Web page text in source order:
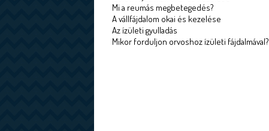
Mi a reumás megbetegedés?
A vállfájdalom okai és kezelése
Az ízületi gyulladás
Mikor forduljon orvoshoz ízületi fájdalmával?